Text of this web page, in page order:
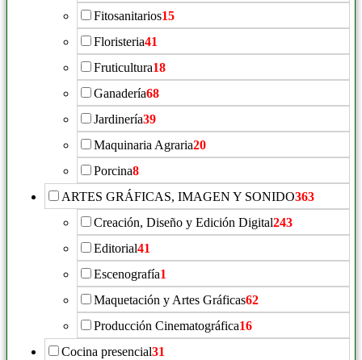
Fitosanitarios15
Floristeria41
Fruticultura18
Ganadería68
Jardinería39
Maquinaria Agraria20
Porcina8
ARTES GRÁFICAS, IMAGEN Y SONIDO363
Creación, Diseño y Edición Digital243
Editorial41
Escenografía1
Maquetación y Artes Gráficas62
Producción Cinematográfica16
Cocina presencial31